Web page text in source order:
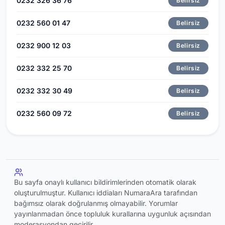
0232 560 01 47 Belirsiz
0232 900 12 03 Belirsiz
0232 332 25 70 Belirsiz
0232 332 30 49 Belirsiz
0232 560 09 72 Belirsiz
Bu sayfa onaylı kullanıcı bildirimlerinden otomatik olarak
oluşturulmuştur. Kullanıcı iddiaları NumaraAra tarafından
bağımsız olarak doğrulanmış olmayabilir. Yorumlar
yayınlanmadan önce topluluk kurallarına uygunluk açısından